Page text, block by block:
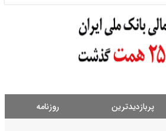
پربازدیدترین روزنامه